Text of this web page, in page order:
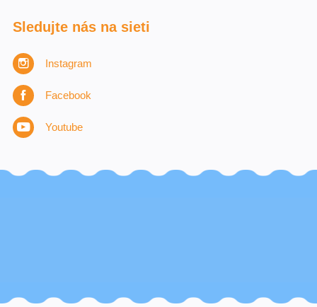
Sledujte nás na sieti
Instagram
Facebook
Youtube